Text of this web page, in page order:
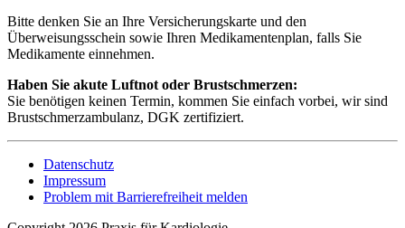
Bitte denken Sie an Ihre Versicherungskarte und den
Überweisungsschein sowie Ihren Medikamentenplan, falls Sie
Medikamente einnehmen.
Haben Sie akute Luftnot oder Brustschmerzen:
Sie benötigen keinen Termin, kommen Sie einfach vorbei, wir sind
Brustschmerzambulanz, DGK zertifiziert.
Datenschutz
Impressum
Problem mit Barrierefreiheit melden